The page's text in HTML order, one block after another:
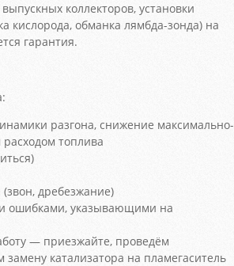
коллекторов, установки
кислорода, обманка лямбда-зонда) на
гарантия.
разгона, снижение максимально-
топлива
дребезжание)
ошибками, указывающими на
— приезжайте, проведём
катализатора на пламегаситель